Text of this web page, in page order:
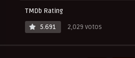
TMDb Rating
5.691
2,029 votos